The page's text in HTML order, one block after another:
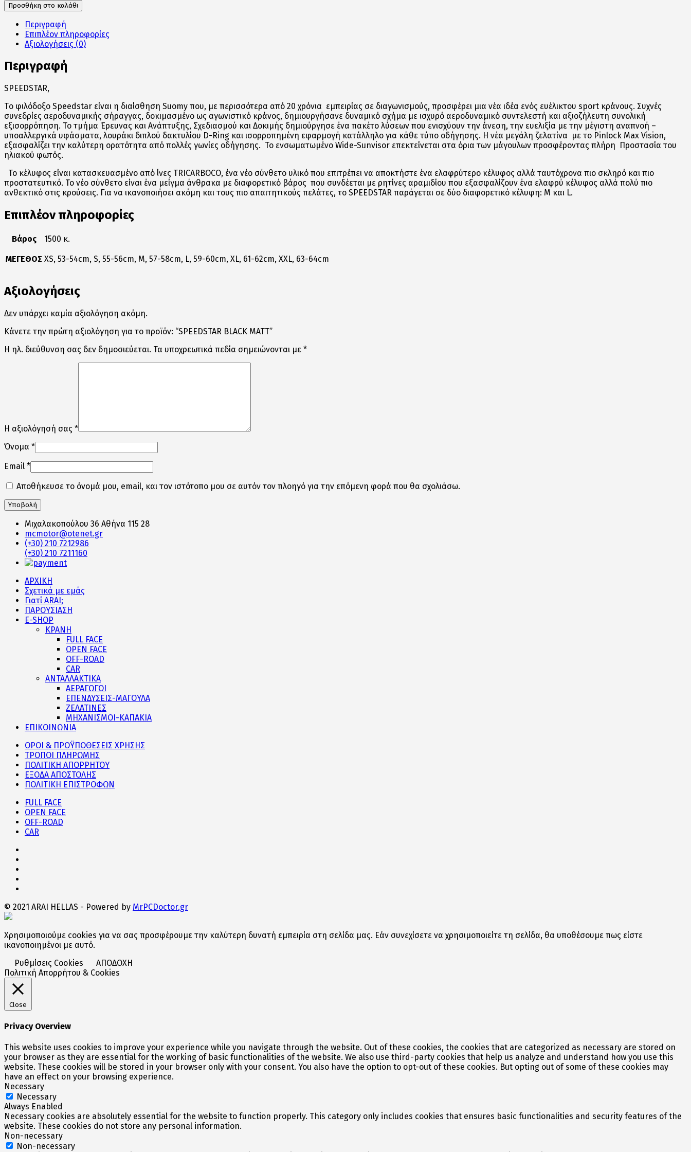
Προσθήκη στο καλάθι
Περιγραφή
Επιπλέον πληροφορίες
Αξιολογήσεις (0)
Περιγραφή
SPEEDSTAR,
Tο φιλόδοξο Speedstar είναι η διαίσθηση Suomy που, με περισσότερα από 20 χρόνια εμπειρίας σε διαγωνισμούς, προσφέρει μια νέα ιδέα ενός ευέλικτου sport κράνους. Συχνές
συνεδρίες αεροδυναμικής σήραγγας, δοκιμασμένο ως αγωνιστικό κράνος, δημιουργήσανε δυναμικό σχήμα με ισχυρό αεροδυναμικό συντελεστή και αξιοζήλευτη συνολική
εξισορρόπηση. Το τμήμα Έρευνας και Ανάπτυξης, Σχεδιασμού και Δοκιμής δημιούργησε ένα πακέτο λύσεων που ενισχύουν την άνεση, την ευελιξία με την μέγιστη αναπνοή –
υποαλλεργικά υφάσματα, λουράκι διπλού δακτυλίου D-Ring και ισορροπημένη εφαρμογή κατάλληλο για κάθε τύπο οδήγησης. Η νέα μεγάλη ζελατίνα με το Pinlock Max Vision,
εξασφαλίζει την καλύτερη ορατότητα από πολλές γωνίες οδήγησης. Το ενσωματωμένο Wide-Sunvisor επεκτείνεται στα όρια των μάγουλων προσφέροντας πλήρη Προστασία του
ηλιακού φωτός.
Το κέλυφος είναι κατασκευασμένο από ίνες TRICARBOCO, ένα νέο σύνθετο υλικό που επιτρέπει να αποκτήστε ένα ελαφρύτερο κέλυφος αλλά ταυτόχρονα πιο σκληρό και πιο
προστατευτικό. Το νέο σύνθετο είναι ένα μείγμα άνθρακα με διαφορετικό βάρος που συνδέεται με ρητίνες αραμιδίου που εξασφαλίζουν ένα ελαφρύ κέλυφος αλλά πολύ πιο
ανθεκτικό στις κρούσεις. Για να ικανοποιήσει ακόμη και τους πιο απαιτητικούς πελάτες, το SPEEDSTAR παράγεται σε δύο διαφορετικό κέλυφη: M και L.
Επιπλέον πληροφορίες
Βάρος 1500 κ.
ΜΕΓΕΘΟΣ XS, 53-54cm, S, 55-56cm, M, 57-58cm, L, 59-60cm, XL, 61-62cm, XXL, 63-64cm
Αξιολογήσεις
Δεν υπάρχει καμία αξιολόγηση ακόμη.
Κάνετε την πρώτη αξιολόγηση για το προϊόν: “SPEEDSTAR BLACK MATT”
Η ηλ. διεύθυνση σας δεν δημοσιεύεται. Τα υποχρεωτικά πεδία σημειώνονται με *
Η αξιολόγησή σας *
Όνομα *
Email *
Αποθήκευσε το όνομά μου, email, και τον ιστότοπο μου σε αυτόν τον πλοηγό για την επόμενη φορά που θα σχολιάσω.
Μιχαλακοπούλου 36 Αθήνα 115 28
mcmotor@otenet.gr
(+30) 210 7212986
(+30) 210 7211160
ΑΡΧΙΚΗ
Σχετικά με εμάς
Γιατί ARAI;
ΠΑΡΟΥΣΙΑΣΗ
E-SHOP
ΚΡΑΝΗ
FULL FACE
OPEN FACE
OFF-ROAD
CAR
ΑΝΤΑΛΛΑΚΤΙΚΑ
ΑΕΡΑΓΩΓΟΙ
ΕΠΕΝΔΥΣΕΙΣ-ΜΑΓΟΥΛΑ
ΖΕΛΑΤΙΝΕΣ
ΜΗΧΑΝΙΣΜΟΙ-ΚΑΠΑΚΙΑ
ΕΠΙΚΟΙΝΩΝΙΑ
ΟΡΟΙ & ΠΡΟΫΠΟΘΕΣΕΙΣ ΧΡΗΣΗΣ
ΤΡΟΠΟΙ ΠΛΗΡΩΜΗΣ
ΠΟΛΙΤΙΚΗ ΑΠΟΡΡΗΤΟΥ
ΕΞΟΔΑ ΑΠΟΣΤΟΛΗΣ
ΠΟΛΙΤΙΚΗ ΕΠΙΣΤΡΟΦΩΝ
FULL FACE
OPEN FACE
OFF-ROAD
CAR
© 2021 ARAI HELLAS - Powered by MrPCDoctor.gr
Χρησιμοποιούμε cookies για να σας προσφέρουμε την καλύτερη δυνατή εμπειρία στη σελίδα μας. Εάν συνεχίσετε να χρησιμοποιείτε τη σελίδα, θα υποθέσουμε πως είστε
ικανοποιημένοι με αυτό.
Ρυθμίσεις Cookies
ΑΠΟΔΟΧΗ
Πολιτική Απορρήτου & Cookies
Close
Privacy Overview
This website uses cookies to improve your experience while you navigate through the website. Out of these cookies, the cookies that are categorized as necessary are stored on
your browser as they are essential for the working of basic functionalities of the website. We also use third-party cookies that help us analyze and understand how you use this
website. These cookies will be stored in your browser only with your consent. You also have the option to opt-out of these cookies. But opting out of some of these cookies may
have an effect on your browsing experience.
Necessary
Necessary
Always Enabled
Necessary cookies are absolutely essential for the website to function properly. This category only includes cookies that ensures basic functionalities and security features of the
website. These cookies do not store any personal information.
Non-necessary
Non-necessary